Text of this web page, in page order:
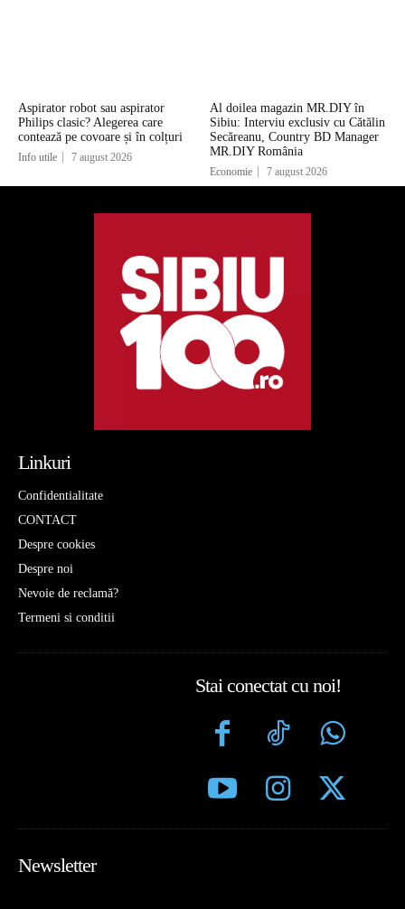
Aspirator robot sau aspirator
Philips clasic? Alegerea care
contează pe covoare și în colțuri
Info utile 7 august 2026
Al doilea magazin MR.DIY în
Sibiu: Interviu exclusiv cu Cătălin
Secăreanu, Country BD Manager
MR.DIY România
Economie 7 august 2026
Linkuri
Confidentialitate
CONTACT
Despre cookies
Despre noi
Nevoie de reclamă?
Termeni si conditii
Stai conectat cu noi!
Newsletter